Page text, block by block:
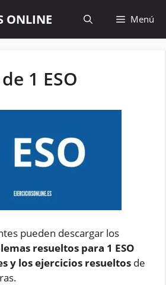
ONLINE Menú
1 ESO
pueden descargar los
resueltos para 1 ESO
y los ejercicios resueltos de